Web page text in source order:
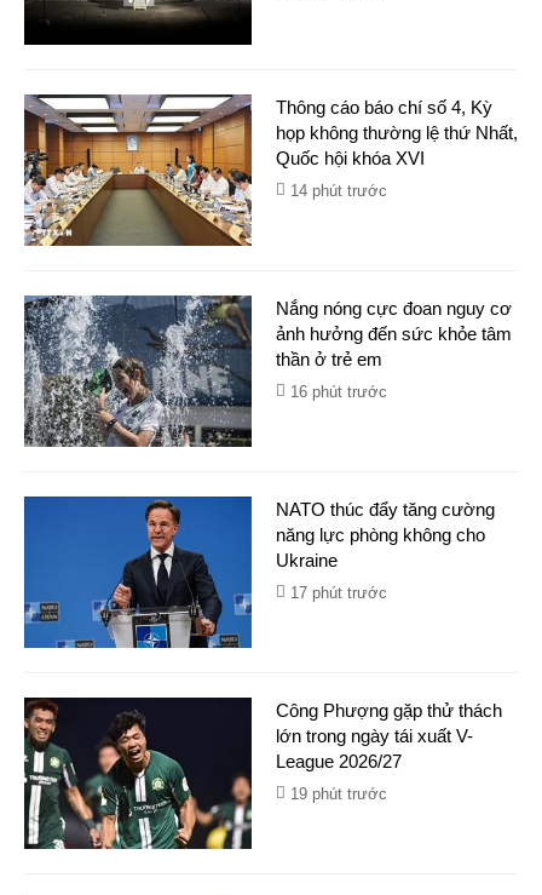
Thông cáo báo chí số 4, Kỳ
họp không thường lệ thứ Nhất,
Quốc hội khóa XVI
14 phút trước
Nắng nóng cực đoan nguy cơ
ảnh hưởng đến sức khỏe tâm
thần ở trẻ em
16 phút trước
NATO thúc đẩy tăng cường
năng lực phòng không cho
Ukraine
17 phút trước
Công Phượng gặp thử thách
lớn trong ngày tái xuất V-
League 2026/27
19 phút trước